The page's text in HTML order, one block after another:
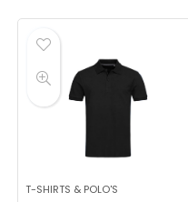
T-SHIRTS & POLO'S